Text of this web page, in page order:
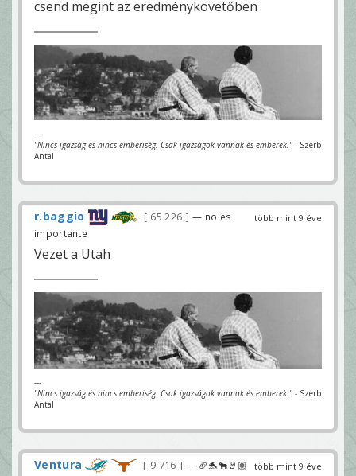
csend megint az eredménykövetőben
---
"Nincs igazság és nincs emberiség. Csak igazságok vannak és emberek." - Szerb
Antal
több mint 9 éve
r.baggio 65 226
— no es
importante
Vezet a Utah
---
"Nincs igazság és nincs emberiség. Csak igazságok vannak és emberek." - Szerb
Antal
több mint 9 éve
Ventura 9 716 — 🏈🐬🐂🤘🏽